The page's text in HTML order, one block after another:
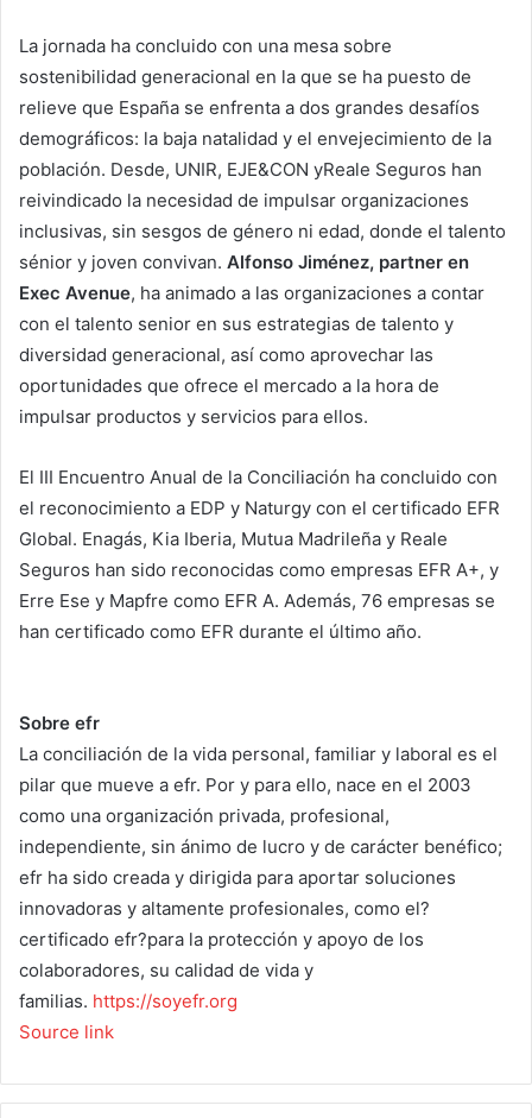
La jornada ha concluido con una mesa sobre
sostenibilidad generacional en la que se ha puesto de
relieve que España se enfrenta a dos grandes desafíos
demográficos: la baja natalidad y el envejecimiento de la
población. Desde, UNIR, EJE&CON yReale Seguros han
reivindicado la necesidad de impulsar organizaciones
inclusivas, sin sesgos de género ni edad, donde el talento
sénior y joven convivan. Alfonso Jiménez, partner en
Exec Avenue, ha animado a las organizaciones a contar
con el talento senior en sus estrategias de talento y
diversidad generacional, así como aprovechar las
oportunidades que ofrece el mercado a la hora de
impulsar productos y servicios para ellos.
El III Encuentro Anual de la Conciliación ha concluido con
el reconocimiento a EDP y Naturgy con el certificado EFR
Global. Enagás, Kia Iberia, Mutua Madrileña y Reale
Seguros han sido reconocidas como empresas EFR A+, y
Erre Ese y Mapfre como EFR A. Además, 76 empresas se
han certificado como EFR durante el último año.
Sobre efr
La conciliación de la vida personal, familiar y laboral es el
pilar que mueve a efr. Por y para ello, nace en el 2003
como una organización privada, profesional,
independiente, sin ánimo de lucro y de carácter benéfico;
efr ha sido creada y dirigida para aportar soluciones
innovadoras y altamente profesionales, como el?
certificado efr?para la protección y apoyo de los
colaboradores, su calidad de vida y
familias. https://soyefr.org
Source link